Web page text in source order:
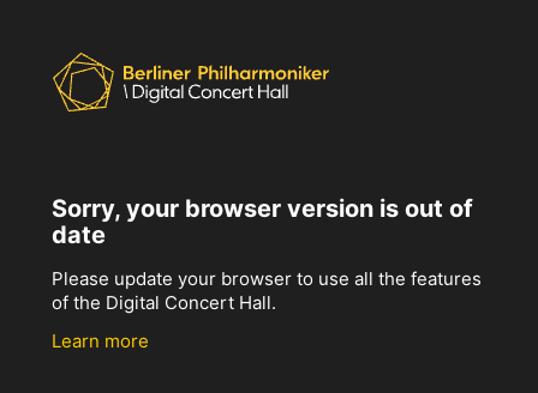
Sorry, your browser version is out of
date
Please update your browser to use all the features
of the Digital Concert Hall.
Learn more